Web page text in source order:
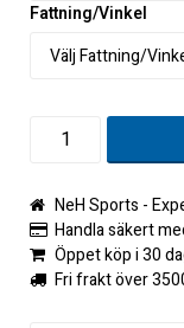
Fattning/Vinkel
NeH Sports -
Handla säkert
Öppet köp i 30
Fri frakt över